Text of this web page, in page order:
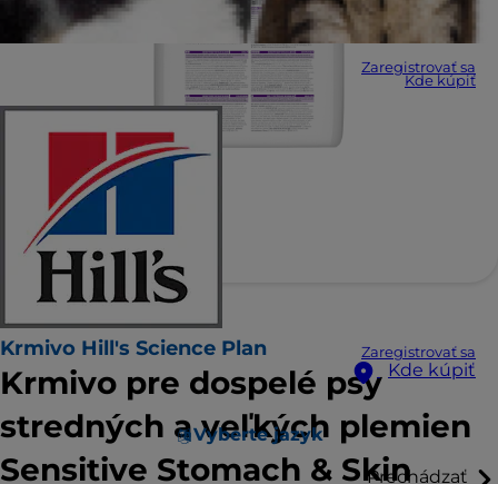
Zaregistrovať sa
Kde kúpiť
Zaregistrovať sa
Kde kúpiť
Vyberte jazyk
Prechádzať
Krmivo Hill's Science Plan
Krmivo pre dospelé psy
stredných a veľkých plemien
Sensitive Stomach & Skin